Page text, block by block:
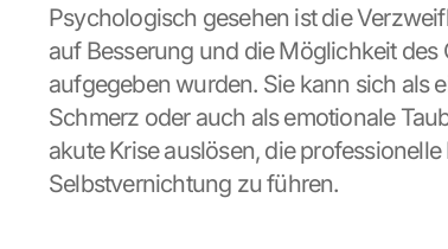
Psychologisch gesehen ist die
auf Besserung und die Möglichkeit
aufgegeben wurden. Sie kann sich als
Schmerz oder auch als emotionale
akute Krise auslösen, die
Selbstvernichtung zu führen.